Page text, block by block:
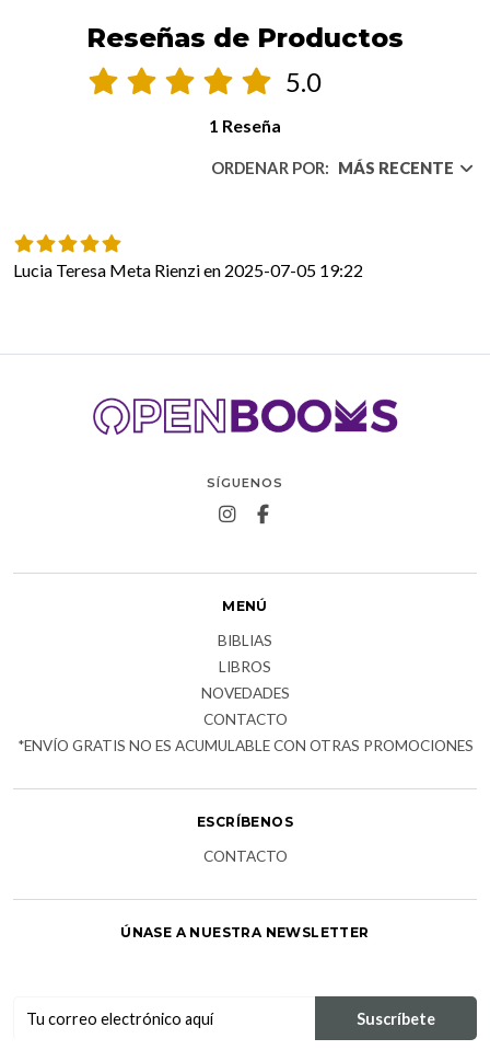
Reseñas de Productos
5.0
1 Reseña
ORDENAR POR: MÁS RECENTE
Lucia Teresa Meta Rienzi en 2025-07-05 19:22
SÍGUENOS
MENÚ
BIBLIAS
LIBROS
NOVEDADES
CONTACTO
*ENVÍO GRATIS NO ES ACUMULABLE CON OTRAS PROMOCIONES
ESCRÍBENOS
CONTACTO
ÚNASE A NUESTRA NEWSLETTER